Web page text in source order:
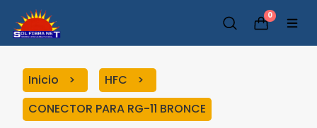
0
Inicio
HFC
CONECTOR PARA RG-11 BRONCE